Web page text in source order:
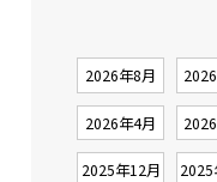
2026年8月
2026年4月
2025年12月 2025